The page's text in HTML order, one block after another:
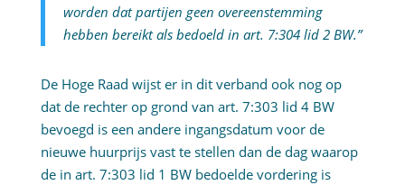
worden dat partijen geen overeenstemming
hebben bereikt als bedoeld in art. 7:304 lid 2 BW.”
De Hoge Raad wijst er in dit verband ook nog op
dat de rechter op grond van art. 7:303 lid 4 BW
bevoegd is een andere ingangsdatum voor de
nieuwe huurprijs vast te stellen dan de dag waarop
de in art. 7:303 lid 1 BW bedoelde vordering is